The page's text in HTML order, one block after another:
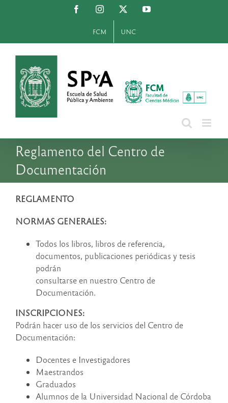
FacebookInstagram YouTube
FCM UNC
Reglamento del Centro de
Documentación
REGLAMENTO
NORMAS GENERALES:
Todos los libros, libros de referencia,
documentos, publicaciones periódicas y tesis
podrán
consultarse en nuestro Centro de
Documentación.
INSCRIPCIONES:
Podrán hacer uso de los servicios del Centro de
Documentación:
Docentes e Investigadores
Maestrandos
Graduados
Alumnos de la Universidad Nacional de Córdoba